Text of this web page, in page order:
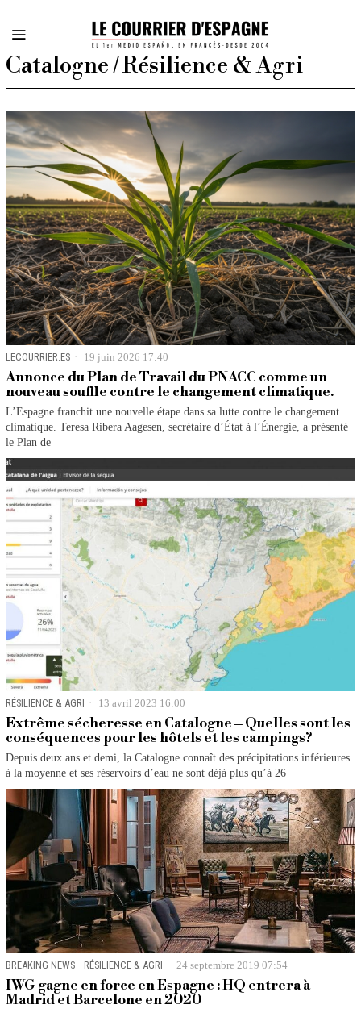
Catalogne / Résilience & Agri
LECOURRIER.ES 19 juin 2026 17:40
Annonce du Plan de Travail du PNACC comme un
nouveau souffle contre le changement climatique.
L’Espagne franchit une nouvelle étape dans sa lutte contre le changement
climatique. Teresa Ribera Aagesen, secrétaire d’État à l’Énergie, a présenté
le Plan de
RÉSILIENCE & AGRI 13 avril 2023 16:00
Extrême sécheresse en Catalogne – Quelles sont les
conséquences pour les hôtels et les campings?
Depuis deux ans et demi, la Catalogne connaît des précipitations inférieures
à la moyenne et ses réservoirs d’eau ne sont déjà plus qu’à 26
BREAKING NEWS · RÉSILIENCE & AGRI 24 septembre 2019 07:54
IWG gagne en force en Espagne : HQ entrera à
Madrid et Barcelone en 2020